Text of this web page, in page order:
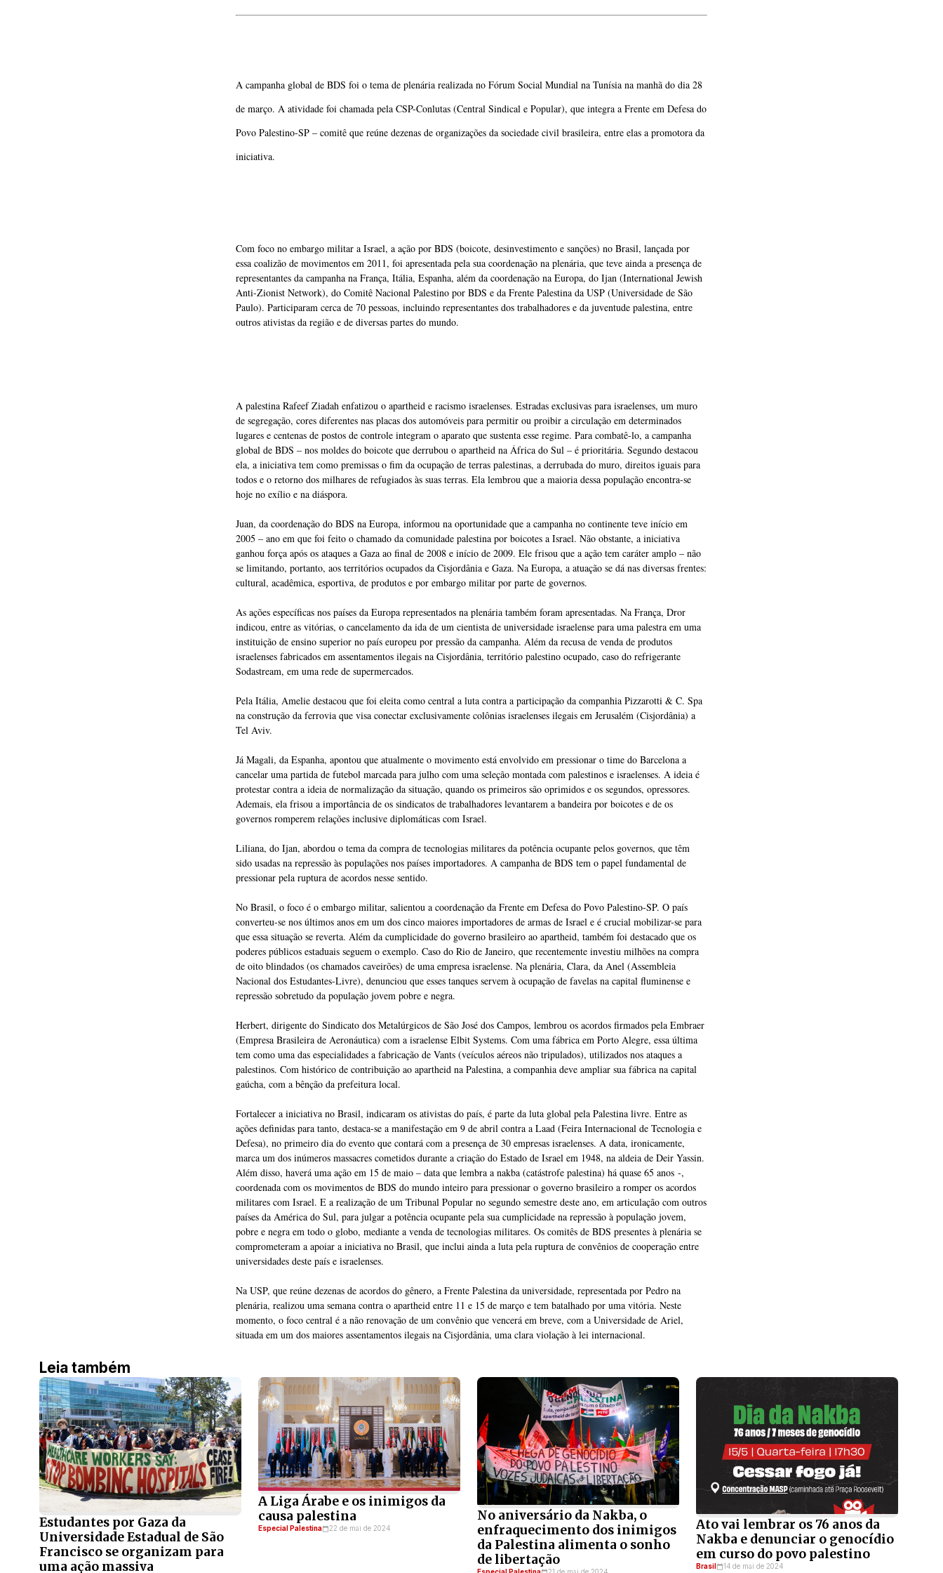
A campanha global de BDS foi o tema de plenária realizada no Fórum Social Mundial na Tunísia na manhã do dia 28
de março. A atividade foi chamada pela CSP-Conlutas (Central Sindical e Popular), que integra a Frente em Defesa do
Povo Palestino-SP – comitê que reúne dezenas de organizações da sociedade civil brasileira, entre elas a promotora da
iniciativa.
Com foco no embargo militar a Israel, a ação por BDS (boicote, desinvestimento e sanções) no Brasil, lançada por
essa coalizão de movimentos em 2011, foi apresentada pela sua coordenação na plenária, que teve ainda a presença de
representantes da campanha na França, Itália, Espanha, além da coordenação na Europa, do Ijan (International Jewish
Anti-Zionist Network), do Comitê Nacional Palestino por BDS e da Frente Palestina da USP (Universidade de São
Paulo). Participaram cerca de 70 pessoas, incluindo representantes dos trabalhadores e da juventude palestina, entre
outros ativistas da região e de diversas partes do mundo.
A palestina Rafeef Ziadah enfatizou o apartheid e racismo israelenses. Estradas exclusivas para israelenses, um muro
de segregação, cores diferentes nas placas dos automóveis para permitir ou proibir a circulação em determinados
lugares e centenas de postos de controle integram o aparato que sustenta esse regime. Para combatê-lo, a campanha
global de BDS – nos moldes do boicote que derrubou o apartheid na África do Sul – é prioritária. Segundo destacou
ela, a iniciativa tem como premissas o fim da ocupação de terras palestinas, a derrubada do muro, direitos iguais para
todos e o retorno dos milhares de refugiados às suas terras. Ela lembrou que a maioria dessa população encontra-se
hoje no exílio e na diáspora.
Juan, da coordenação do BDS na Europa, informou na oportunidade que a campanha no continente teve início em
2005 – ano em que foi feito o chamado da comunidade palestina por boicotes a Israel. Não obstante, a iniciativa
ganhou força após os ataques a Gaza ao final de 2008 e início de 2009. Ele frisou que a ação tem caráter amplo – não
se limitando, portanto, aos territórios ocupados da Cisjordânia e Gaza. Na Europa, a atuação se dá nas diversas frentes:
cultural, acadêmica, esportiva, de produtos e por embargo militar por parte de governos.
As ações específicas nos países da Europa representados na plenária também foram apresentadas. Na França, Dror
indicou, entre as vitórias, o cancelamento da ida de um cientista de universidade israelense para uma palestra em uma
instituição de ensino superior no país europeu por pressão da campanha. Além da recusa de venda de produtos
israelenses fabricados em assentamentos ilegais na Cisjordânia, território palestino ocupado, caso do refrigerante
Sodastream, em uma rede de supermercados.
Pela Itália, Amelie destacou que foi eleita como central a luta contra a participação da companhia Pizzarotti & C. Spa
na construção da ferrovia que visa conectar exclusivamente colônias israelenses ilegais em Jerusalém (Cisjordânia) a
Tel Aviv.
Já Magali, da Espanha, apontou que atualmente o movimento está envolvido em pressionar o time do Barcelona a
cancelar uma partida de futebol marcada para julho com uma seleção montada com palestinos e israelenses. A ideia é
protestar contra a ideia de normalização da situação, quando os primeiros são oprimidos e os segundos, opressores.
Ademais, ela frisou a importância de os sindicatos de trabalhadores levantarem a bandeira por boicotes e de os
governos romperem relações inclusive diplomáticas com Israel.
Liliana, do Ijan, abordou o tema da compra de tecnologias militares da potência ocupante pelos governos, que têm
sido usadas na repressão às populações nos países importadores. A campanha de BDS tem o papel fundamental de
pressionar pela ruptura de acordos nesse sentido.
No Brasil, o foco é o embargo militar, salientou a coordenação da Frente em Defesa do Povo Palestino-SP. O país
converteu-se nos últimos anos em um dos cinco maiores importadores de armas de Israel e é crucial mobilizar-se para
que essa situação se reverta. Além da cumplicidade do governo brasileiro ao apartheid, também foi destacado que os
poderes públicos estaduais seguem o exemplo. Caso do Rio de Janeiro, que recentemente investiu milhões na compra
de oito blindados (os chamados caveirões) de uma empresa israelense. Na plenária, Clara, da Anel (Assembleia
Nacional dos Estudantes-Livre), denunciou que esses tanques servem à ocupação de favelas na capital fluminense e
repressão sobretudo da população jovem pobre e negra.
Herbert, dirigente do Sindicato dos Metalúrgicos de São José dos Campos, lembrou os acordos firmados pela Embraer
(Empresa Brasileira de Aeronáutica) com a israelense Elbit Systems. Com uma fábrica em Porto Alegre, essa última
tem como uma das especialidades a fabricação de Vants (veículos aéreos não tripulados), utilizados nos ataques a
palestinos. Com histórico de contribuição ao apartheid na Palestina, a companhia deve ampliar sua fábrica na capital
gaúcha, com a bênção da prefeitura local.
Fortalecer a iniciativa no Brasil, indicaram os ativistas do país, é parte da luta global pela Palestina livre. Entre as
ações definidas para tanto, destaca-se a manifestação em 9 de abril contra a Laad (Feira Internacional de Tecnologia e
Defesa), no primeiro dia do evento que contará com a presença de 30 empresas israelenses. A data, ironicamente,
marca um dos inúmeros massacres cometidos durante a criação do Estado de Israel em 1948, na aldeia de Deir Yassin.
Além disso, haverá uma ação em 15 de maio – data que lembra a nakba (catástrofe palestina) há quase 65 anos -,
coordenada com os movimentos de BDS do mundo inteiro para pressionar o governo brasileiro a romper os acordos
militares com Israel. E a realização de um Tribunal Popular no segundo semestre deste ano, em articulação com outros
países da América do Sul, para julgar a potência ocupante pela sua cumplicidade na repressão à população jovem,
pobre e negra em todo o globo, mediante a venda de tecnologias militares. Os comitês de BDS presentes à plenária se
comprometeram a apoiar a iniciativa no Brasil, que inclui ainda a luta pela ruptura de convênios de cooperação entre
universidades deste país e israelenses.
Na USP, que reúne dezenas de acordos do gênero, a Frente Palestina da universidade, representada por Pedro na
plenária, realizou uma semana contra o apartheid entre 11 e 15 de março e tem batalhado por uma vitória. Neste
momento, o foco central é a não renovação de um convênio que vencerá em breve, com a Universidade de Ariel,
situada em um dos maiores assentamentos ilegais na Cisjordânia, uma clara violação à lei internacional.
Leia também
Estudantes por Gaza da
Universidade Estadual de São
Francisco se organizam para
uma ação massiva
A Liga Árabe e os inimigos da
causa palestina
Especial Palestina 22 de mai de 2024
No aniversário da Nakba, o
enfraquecimento dos inimigos
da Palestina alimenta o sonho
de libertação
Ato vai lembrar os 76 anos da
Nakba e denunciar o genocídio
em curso do povo palestino
Brasil 14 de mai de 2024